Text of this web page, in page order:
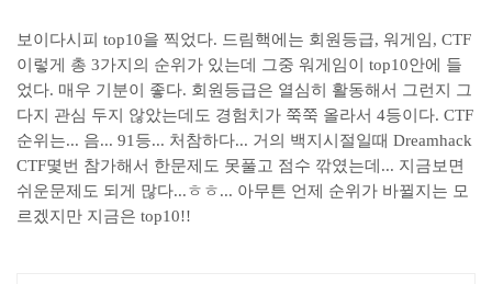
보이다시피 top10을 찍었다. 드림핵에는 회원등급, 워게임, CTF
이렇게 총 3가지의 순위가 있는데 그중 워게임이 top10안에 들
었다. 매우 기분이 좋다. 회원등급은 열심히 활동해서 그런지 그
다지 관심 두지 않았는데도 경험치가 쭉쭉 올라서 4등이다. CTF
순위는... 음... 91등... 처참하다... 거의 백지시절일때 Dreamhack
CTF몇번 참가해서 한문제도 못풀고 점수 깎였는데... 지금보면
쉬운문제도 되게 많다...ㅎㅎ... 아무튼 언제 순위가 바뀔지는 모
르겠지만 지금은 top10!!